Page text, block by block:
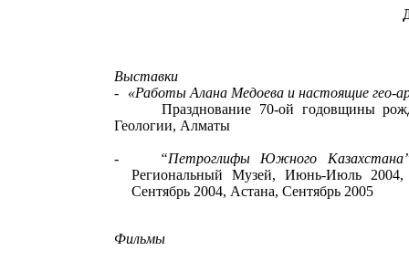
Выставки
-
«Работы Алана Медоева и настоящие гео-
Празднование 70-ой годовщины
Геологии, Алматы
-
“Петроглифы Южного
Региональный Музей, Июнь-Июль 2004,
Сентябрь 2004, Астана, Сентябрь 2005
Фильмы